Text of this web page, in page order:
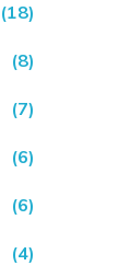
(18)
(8)
(7)
(6)
(6)
(4)